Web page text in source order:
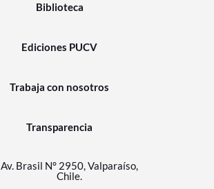
Biblioteca
Ediciones PUCV
Trabaja con nosotros
Transparencia
Av. Brasil N° 2950, Valparaíso,
Chile.